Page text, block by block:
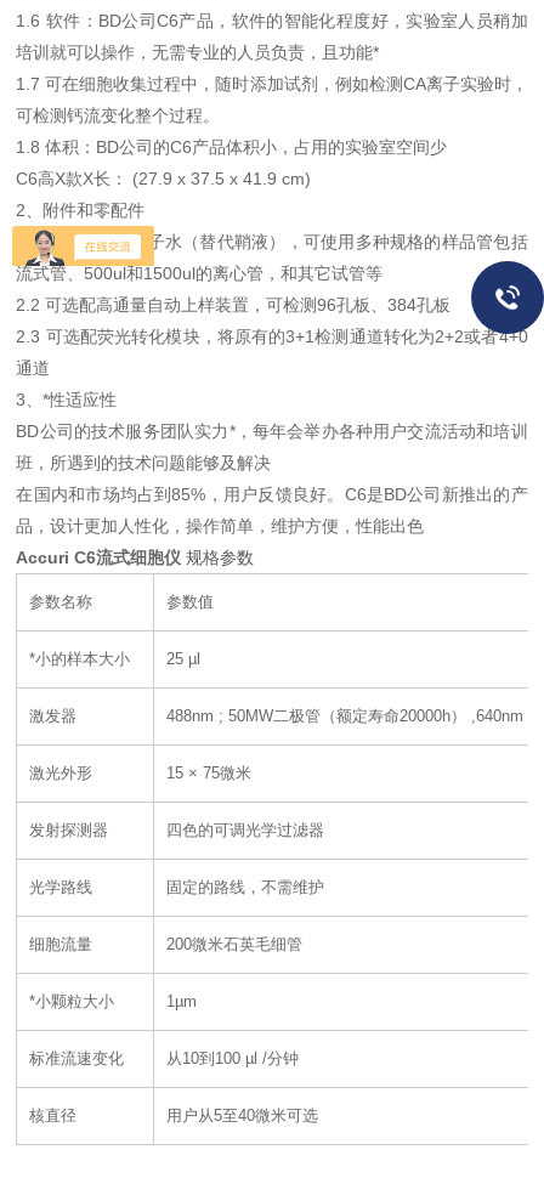
1.6 软件：BD公司C6产品，软件的智能化程度好，实验室人员稍加
培训就可以操作，无需专业的人员负责，且功能*
1.7可在细胞收集过程中，随时添加试剂，例如检测CA离子实验时，
可检测钙流变化整个过程。
1.8体积 ： BD公司的C6产品体积小 ，占用的实验室空间少
C6高X款X长：
(27.9 x 37.5 x 41.9 cm)
2、附件和零配件
2.1BD C6：去离子水（替代鞘液），可使用多种规格的样品管包括
流式管、500ul和1500ul的离心管，和其它试管等
2.2可选配高通量自动上样装置，可检测96孔板、384孔板
2.3 可选配荧光转化模块，将原有的3+1检测通道转化为2+2或者4+0
通道
3、*性适应性
BD公司的技术服务团队实力*，每年会举办各种用户交流活动和培训
班，所遇到的技术问题能够及解决
在国内和市场均占到85%，用户反馈良好。C6是BD公司新推出的产
品，设计更加人性化，操作简单，维护方便，性能出色
Accuri C6流式细胞仪 规格参数
参数名称 参数值
*小的样本大小 25 µl
激发器 488nm ; 50MW二极管（额定寿命20000h） ,640nm ;
激光外形 15 × 75微米
发射探测器 四色的可调光学过滤器
光学路线 固定的路线，不需维护
细胞流量 200微米石英毛细管
*小颗粒大小 1µm
标准流速变化 从10到100 µl /分钟
核直径 用户从5至40微米可选